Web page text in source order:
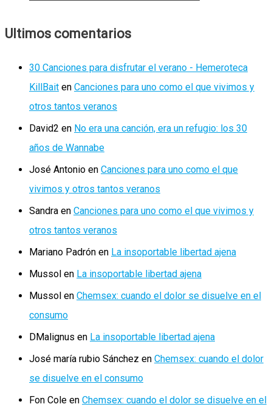
Ultimos comentarios
30 Canciones para disfrutar el verano - Hemeroteca
KillBait en Canciones para uno como el que vivimos y
otros tantos veranos
David2 en No era una canción, era un refugio: los 30
años de Wannabe
José Antonio en Canciones para uno como el que
vivimos y otros tantos veranos
Sandra en Canciones para uno como el que vivimos y
otros tantos veranos
Mariano Padrón en La insoportable libertad ajena
Mussol en La insoportable libertad ajena
Mussol en Chemsex: cuando el dolor se disuelve en el
consumo
DMalignus en La insoportable libertad ajena
José maría rubio Sánchez en Chemsex: cuando el dolor
se disuelve en el consumo
Fon Cole en Chemsex: cuando el dolor se disuelve en el